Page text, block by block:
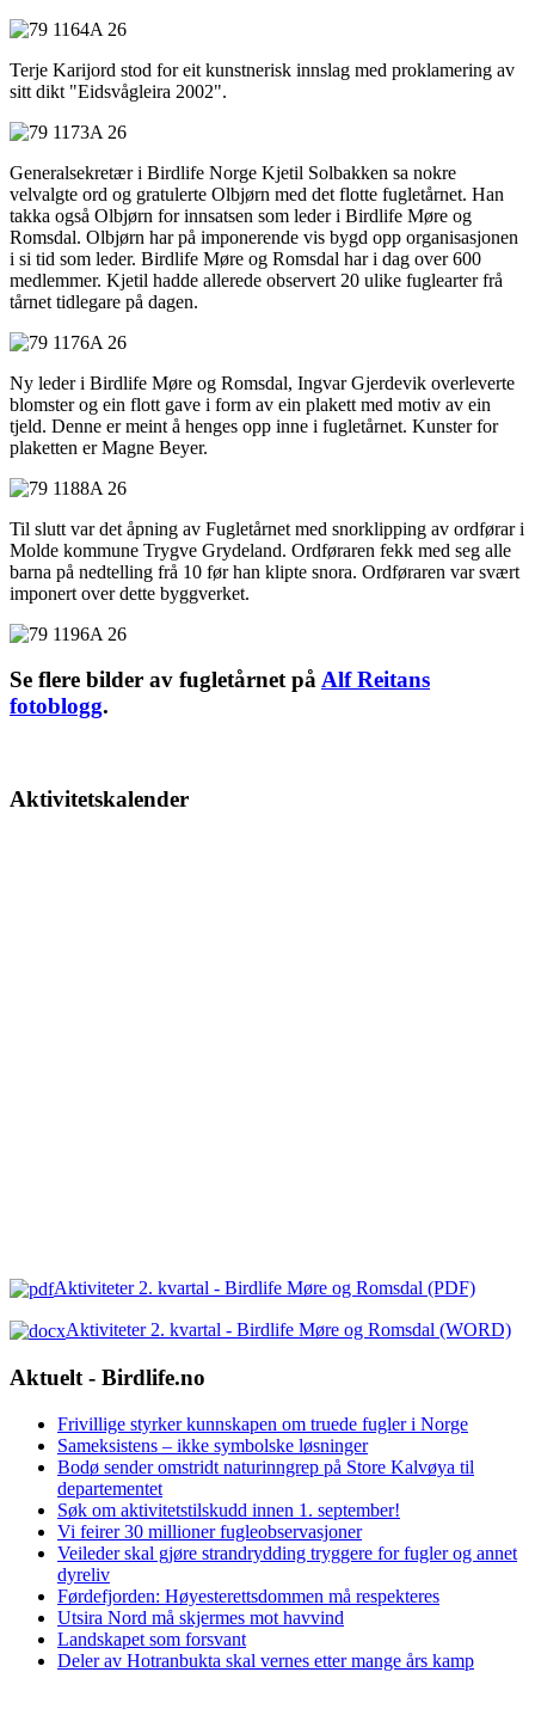
Terje Karijord stod for eit kunstnerisk innslag med proklamering av
sitt dikt "Eidsvågleira 2002".
Generalsekretær i Birdlife Norge Kjetil Solbakken sa nokre
velvalgte ord og gratulerte Olbjørn med det flotte fugletårnet. Han
takka også Olbjørn for innsatsen som leder i Birdlife Møre og
Romsdal. Olbjørn har på imponerende vis bygd opp organisasjonen
i si tid som leder. Birdlife Møre og Romsdal har i dag over 600
medlemmer. Kjetil hadde allerede observert 20 ulike fuglearter frå
tårnet tidlegare på dagen.
Ny leder i Birdlife Møre og Romsdal, Ingvar Gjerdevik overleverte
blomster og ein flott gave i form av ein plakett med motiv av ein
tjeld. Denne er meint å henges opp inne i fugletårnet. Kunster for
plaketten er Magne Beyer.
Til slutt var det åpning av Fugletårnet med snorklipping av ordførar i
Molde kommune Trygve Grydeland. Ordføraren fekk med seg alle
barna på nedtelling frå 10 før han klipte snora. Ordføraren var svært
imponert over dette byggverket.
Se flere bilder av fugletårnet påAlf Reitans
fotoblogg.
Aktivitetskalender
Aktiviteter 2. kvartal - Birdlife Møre og Romsdal (PDF)
Aktiviteter 2. kvartal - Birdlife Møre og Romsdal (WORD)
Aktuelt - Birdlife.no
Frivillige styrker kunnskapen om truede fugler i Norge
Sameksistens – ikke symbolske løsninger
Bodø sender omstridt naturinngrep på Store Kalvøya til
departementet
Søk om aktivitetstilskudd innen 1. september!
Vi feirer 30 millioner fugleobservasjoner
Veileder skal gjøre strandrydding tryggere for fugler og annet
dyreliv
Førdefjorden: Høyesterettsdommen må respekteres
Utsira Nord må skjermes mot havvind
Landskapet som forsvant
Deler av Hotranbukta skal vernes etter mange års kamp